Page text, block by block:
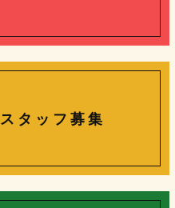
ス タ ッ フ 募 集